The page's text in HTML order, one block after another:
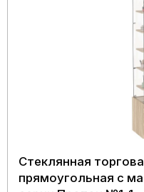
Стеклянная
прямоугольная с